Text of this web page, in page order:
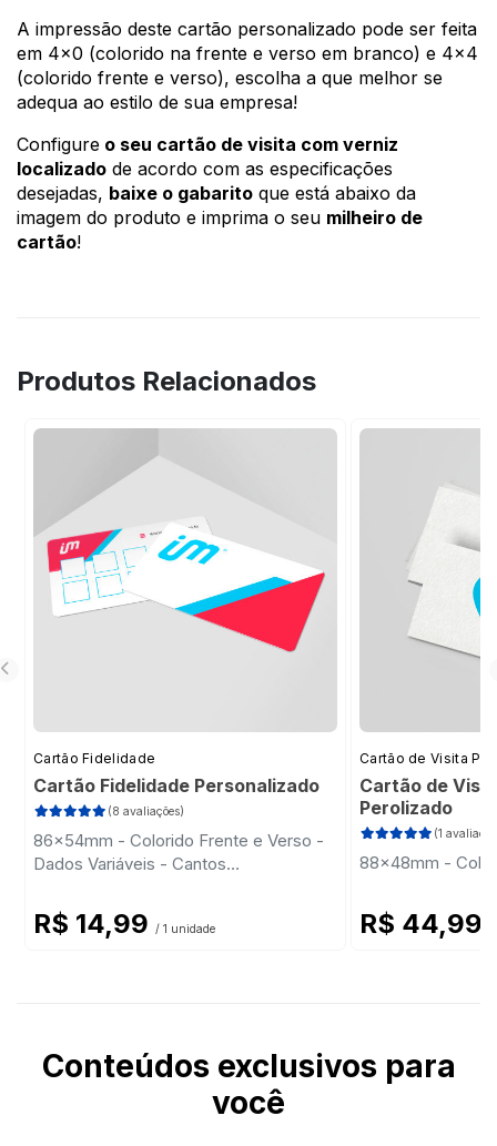
A impressão deste cartão personalizado pode ser feita
em 4x0 (colorido na frente e verso em branco) e 4x4
(colorido frente e verso), escolha a que melhor se
adequa ao estilo de sua empresa!
Configure o seu cartão de visita com verniz
localizado de acordo com as especificações
desejadas, baixe o gabarito que está abaixo da
imagem do produto e imprima o seu milheiro de
cartão!
Produtos Relacionados
Cartão Fidelidade
Cartão Fidelidade Personalizado
(8 avaliações)
86x54mm - Colorido Frente e Verso -
Dados Variáveis - Cantos
R$ 14,99 / 1 unidade
Cartão de Visita
Cartão de
Perolizado
(1
88x48mm -
R$ 44,99
Conteúdos exclusivos para
você